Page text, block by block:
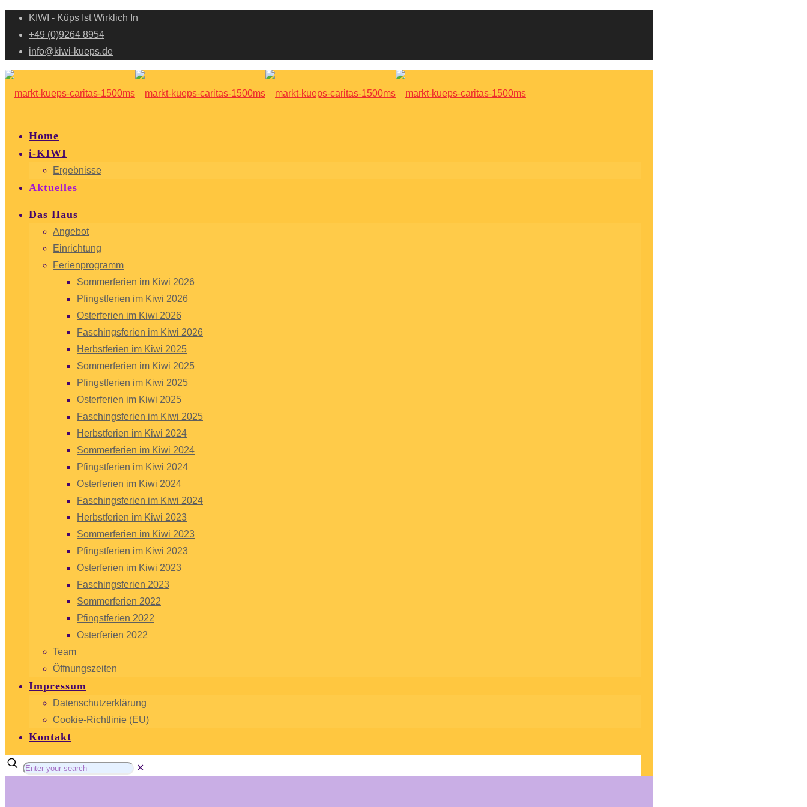
KIWI - Küps Ist Wirklich In
+49 (0)9264 8954
info@kiwi-kueps.de
Home
i-KIWI
Ergebnisse
Aktuelles
Das Haus
Angebot
Einrichtung
Ferienprogramm
Sommerferien im Kiwi 2026
Pfingstferien im Kiwi 2026
Osterferien im Kiwi 2026
Faschingsferien im Kiwi 2026
Herbstferien im Kiwi 2025
Sommerferien im Kiwi 2025
Pfingstferien im Kiwi 2025
Osterferien im Kiwi 2025
Faschingsferien im Kiwi 2025
Herbstferien im Kiwi 2024
Sommerferien im Kiwi 2024
Pfingstferien im Kiwi 2024
Osterferien im Kiwi 2024
Faschingsferien im Kiwi 2024
Herbstferien im Kiwi 2023
Sommerferien im Kiwi 2023
Pfingstferien im Kiwi 2023
Osterferien im Kiwi 2023
Faschingsferien 2023
Sommerferien 2022
Pfingstferien 2022
Osterferien 2022
Team
Öffnungszeiten
Impressum
Datenschutzerklärung
Cookie-Richtlinie (EU)
Kontakt
✕